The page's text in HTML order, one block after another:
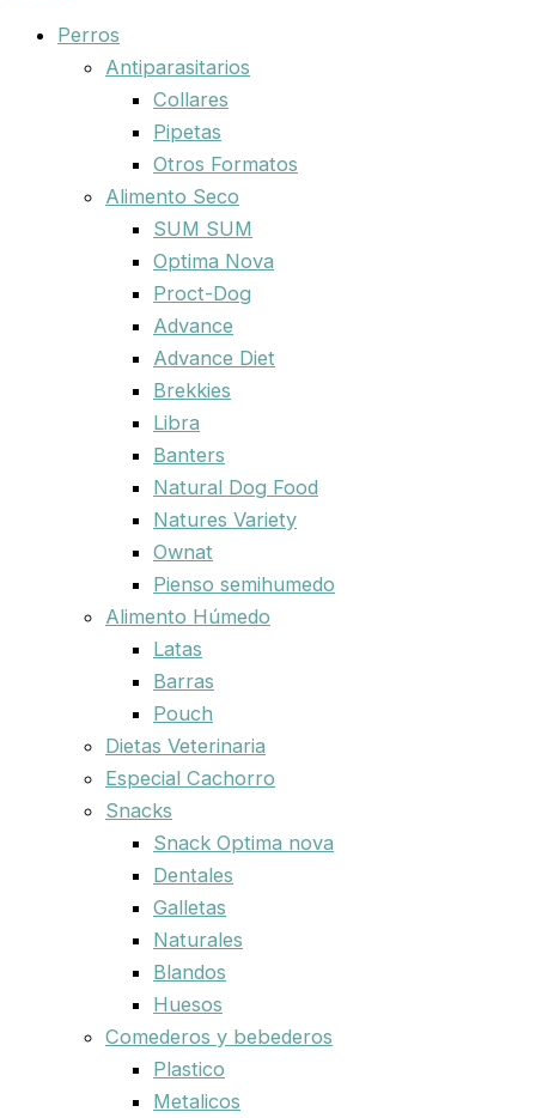
Perros
Antiparasitarios
Collares
Pipetas
Otros Formatos
Alimento Seco
SUM SUM
Optima Nova
Proct-Dog
Advance
Advance Diet
Brekkies
Libra
Banters
Natural Dog Food
Natures Variety
Ownat
Pienso semihumedo
Alimento Húmedo
Latas
Barras
Pouch
Dietas Veterinaria
Especial Cachorro
Snacks
Snack Optima nova
Dentales
Galletas
Naturales
Blandos
Huesos
Comederos y bebederos
Plastico
Metalicos